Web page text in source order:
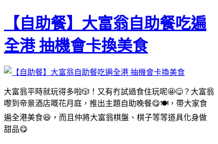
【自助餐】大富翁自助餐吃遍
全港 抽機會卡換美食
大富翁平時就玩得多啦🎲！又有冇試過食住玩呢🤩😋？大富翁
嚟到帝景酒店嘅花月庭，推出主題自助晚餐😋🍽，帶大家食
遍全港美食😆，而且仲將大富翁棋盤、棋子等等道具化身做
甜品😋